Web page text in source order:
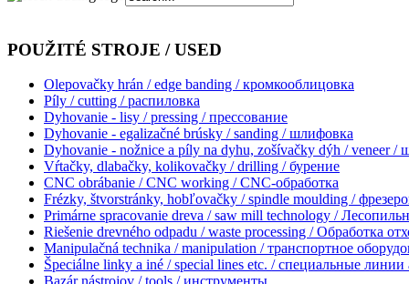
POUŽITÉ STROJE / USED
Olepovačky hrán / edge banding / кромкооблицовкa
Píly / cutting / распиловка
Dyhovanie - lisy / pressing / прессование
Dyhovanie - egalizačné brúsky / sanding / шлифовка
Dyhovanie - nožnice a píly na dyhu, zošívačky dýh / veneer /
Vŕtačky, dlabačky, kolikovačky / drilling / бурение
CNC obrábanie / CNC working / CNC-обработка
Frézky, štvorstránky, hobľovačky / spindle moulding /
Primárne spracovanie dreva / saw mill technology /
Riešenie drevného odpadu / waste processing / Обработка
Manipulačná technika / manipulation / транспортное
Špeciálne linky a iné / special lines etc. / специальные линии